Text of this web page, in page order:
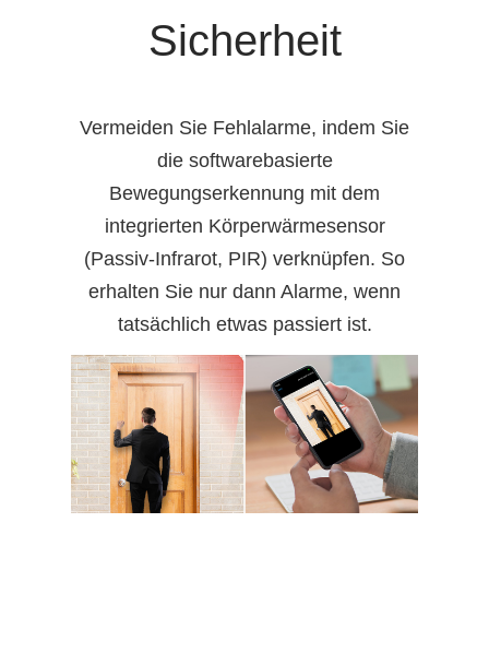
Sicherheit
Vermeiden Sie Fehlalarme, indem Sie
die softwarebasierte
Bewegungserkennung mit dem
integrierten Körperwärmesensor
(Passiv-Infrarot, PIR) verknüpfen. So
erhalten Sie nur dann Alarme, wenn
tatsächlich etwas passiert ist.